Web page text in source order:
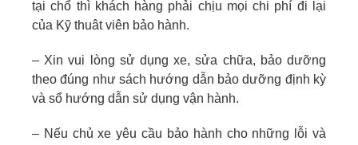
tại chổ thì khách hàng phải chịu mọi chi phí đi lại
của Kỹ thuât viên bảo hành.
– Xin vui lòng sử dụng xe, sửa chữa, bảo dưỡng
theo đúng như sách hướng dẫn bảo dưỡng định kỳ
và sổ hướng dẫn sử dụng vận hành.
– Nếu chủ xe yêu cầu bảo hành cho những lỗi và